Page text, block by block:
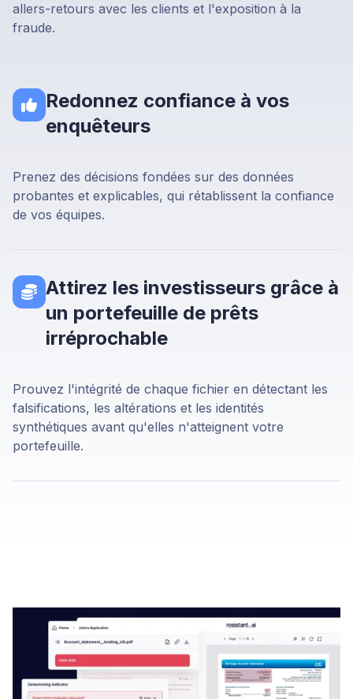
allers-retours avec les clients et l'exposition à la
fraude.
Redonnez confiance à vos
enquêteurs
Prenez des décisions fondées sur des données
probantes et explicables, qui rétablissent la confiance
de vos équipes.
Attirez les investisseurs grâce à
un portefeuille de prêts
irréprochable
Prouvez l'intégrité de chaque fichier en détectant les
falsifications, les altérations et les identités
synthétiques avant qu'elles n'atteignent votre
portefeuille.